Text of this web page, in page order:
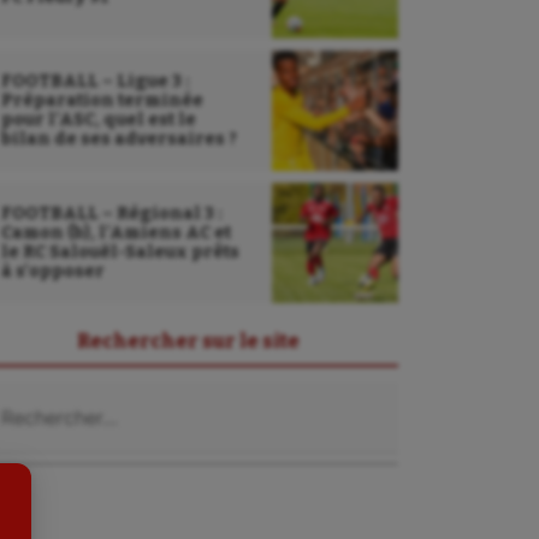
Sarbacane
Sauvetage sportif
Sport adapté
Sport handicap
FOOTBALL – Ligue 3 :
Préparation terminée
pour l’ASC, quel est le
bilan de ses adversaires ?
FOOTBALL – Régional 3 :
Camon (b), l’Amiens AC et
le RC Salouël-Saleux prêts
à s’opposer
Rechercher sur le site